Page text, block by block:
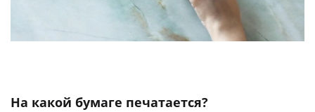
На какой бумаге печатается?